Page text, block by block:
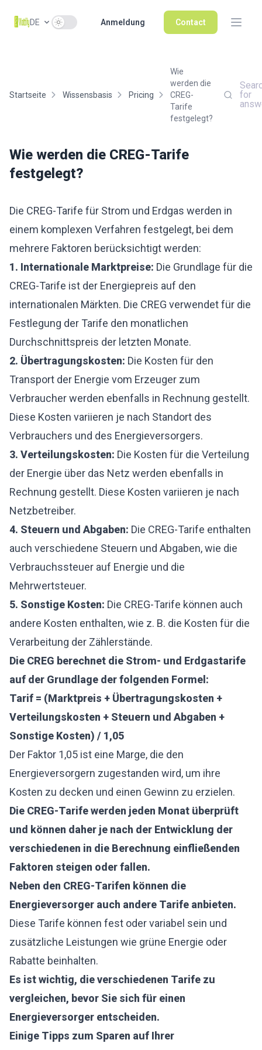
DE Use setting Anmeldung Contact
Startseite Wissensbasis Pricing
Wie
werden die
CREG-
Tarife
festgelegt?
for
Wie werden die CREG-Tarife
festgelegt?
Die CREG-Tarife für Strom und Erdgas werden in
einem komplexen Verfahren festgelegt, bei dem
mehrere Faktoren berücksichtigt werden:
1. Internationale Marktpreise: Die Grundlage für die
CREG-Tarife ist der Energiepreis auf den
internationalen Märkten. Die CREG verwendet für die
Festlegung der Tarife den monatlichen
Durchschnittspreis der letzten Monate.
2. Übertragungskosten: Die Kosten für den
Transport der Energie vom Erzeuger zum
Verbraucher werden ebenfalls in Rechnung gestellt.
Diese Kosten variieren je nach Standort des
Verbrauchers und des Energieversorgers.
3. Verteilungskosten: Die Kosten für die Verteilung
der Energie über das Netz werden ebenfalls in
Rechnung gestellt. Diese Kosten variieren je nach
Netzbetreiber.
4. Steuern und Abgaben: Die CREG-Tarife enthalten
auch verschiedene Steuern und Abgaben, wie die
Verbrauchssteuer auf Energie und die
Mehrwertsteuer.
5. Sonstige Kosten: Die CREG-Tarife können auch
andere Kosten enthalten, wie z. B. die Kosten für die
Verarbeitung der Zählerstände.
Die CREG berechnet die Strom- und Erdgastarife
auf der Grundlage der folgenden Formel:
Tarif = (Marktpreis + Übertragungskosten +
Verteilungskosten + Steuern und Abgaben +
Sonstige Kosten) / 1,05
Der Faktor 1,05 ist eine Marge, die den
Energieversorgern zugestanden wird, um ihre
Kosten zu decken und einen Gewinn zu erzielen.
Die CREG-Tarife werden jeden Monat überprüft
und können daher je nach der Entwicklung der
verschiedenen in die Berechnung einfließenden
Faktoren steigen oder fallen.
Neben den CREG-Tarifen können die
Energieversorger auch andere Tarife anbieten.
Diese Tarife können fest oder variabel sein und
zusätzliche Leistungen wie grüne Energie oder
Rabatte beinhalten.
Es ist wichtig, die verschiedenen Tarife zu
vergleichen, bevor Sie sich für einen
Energieversorger entscheiden.
Einige Tipps zum Sparen auf Ihrer